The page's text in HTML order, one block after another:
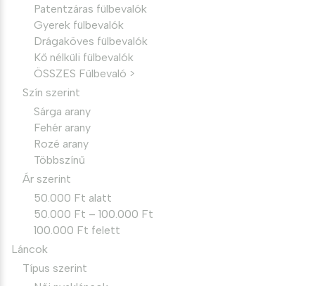
Patentzáras fülbevalók
Gyerek fülbevalók
Drágaköves fülbevalók
Kő nélküli fülbevalók
ÖSSZES Fülbevaló >
Szín szerint
Sárga arany
Fehér arany
Rozé arany
Többszínű
Ár szerint
50.000 Ft alatt
50.000 Ft – 100.000 Ft
100.000 Ft felett
Láncok
Típus szerint